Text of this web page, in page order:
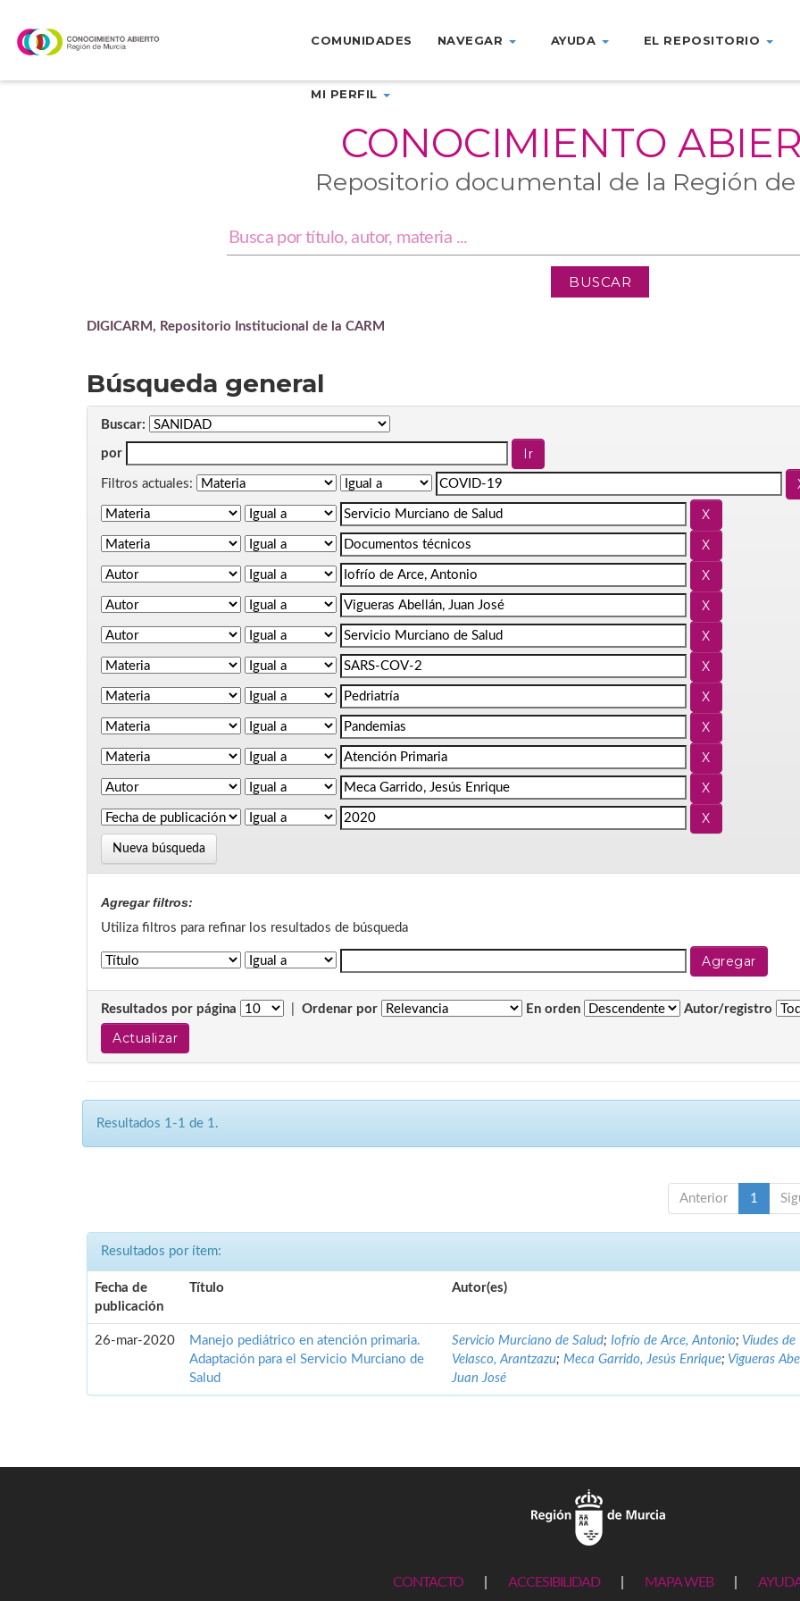
navigation
COMUNIDADES NAVEGAR AYUDA EL REPOSITORIO
MI PERFIL
CONOCIMIENTO
Repositorio documental de la Región
DIGICARM, Repositorio Institucional de la CARM
Búsqueda general
Buscar:
por
Filtros actuales:
Nueva búsqueda
Agregar filtros:
Utiliza filtros para refinar los resultados de búsqueda
Resultados por página Ordenar por En orden Autor/registro
Resultados 1-1 de 1.
Anterior 1
Resultados por ítem:
Fecha de
publicación
Título Autor(es)
26-mar-2020
Manejo pediátrico en atención primaria.
Adaptación para el Servicio Murciano de
Salud
Servicio Murciano de Salud;Iofrío de Arce, Antonio; Viudes de
Velasco, Arantzazu;Meca Garrido, Jesús Enrique; Vigueras
Juan José
CONTACTO ACCESIBILIDAD MAPA WEB